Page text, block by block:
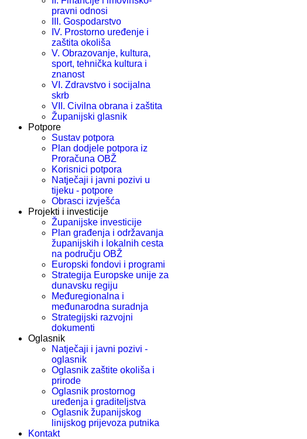
pravni odnosi
III. Gospodarstvo
IV. Prostorno uređenje i
zaštita okoliša
V. Obrazovanje, kultura,
sport, tehnička kultura i
znanost
VI. Zdravstvo i socijalna
skrb
VII. Civilna obrana i zaštita
Županijski glasnik
Potpore
Sustav potpora
Plan dodjele potpora iz
Proračuna OBŽ
Korisnici potpora
Natječaji i javni pozivi u
tijeku - potpore
Obrasci izvješća
Projekti i investicije
Županijske investicije
Plan građenja i održavanja
županijskih i lokalnih cesta
na području OBŽ
Europski fondovi i programi
Strategija Europske unije za
dunavsku regiju
Međuregionalna i
međunarodna suradnja
Strategijski razvojni
dokumenti
Oglasnik
Natječaji i javni pozivi -
oglasnik
Oglasnik zaštite okoliša i
prirode
Oglasnik prostornog
uređenja i graditeljstva
Oglasnik županijskog
linijskog prijevoza putnika
Kontakt